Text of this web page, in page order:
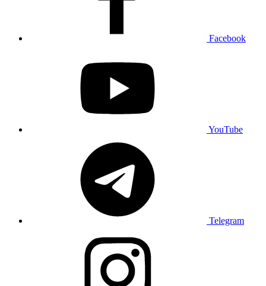
Facebook
YouTube
Telegram